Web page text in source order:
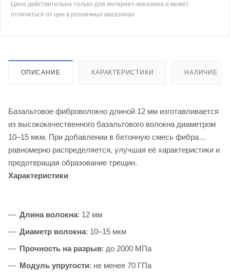
Цена действительна только для интернет-магазина и может
отличаться от цен в розничных магазинах
ОПИСАНИЕ ХАРАКТЕРИСТИКИ НАЛИЧИЕ
Базальтовое фиброволокно длиной 12 мм изготавливается
из высококачественного базальтового волокна диаметром
10–15 мкм. При добавлении в бетонную смесь фибра
равномерно распределяется, улучшая её характеристики и
предотвращая образование трещин.
Характеристики
Длина волокна: 12 мм
Диаметр волокна: 10–15 мкм
Прочность на разрыв: до 2000 МПа
Модуль упругости: не менее 70 ГПа